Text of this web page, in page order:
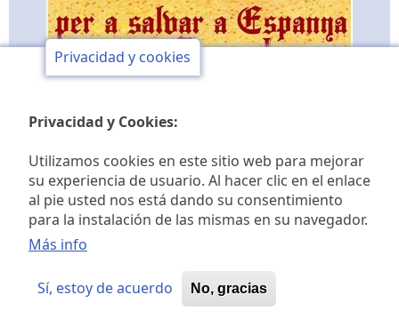
Club de opinión y de
estudios históricos Jaime I
© 2026 Club de opinión Jaime I, All rights reserved.
Privacidad y cookies
Privacidad y Cookies:
Utilizamos cookies en este sitio web para mejorar
su experiencia de usuario. Al hacer clic en el enlace
al pie usted nos está dando su consentimiento
para la instalación de las mismas en su navegador.
Más info
Sí, estoy de acuerdo No, gracias